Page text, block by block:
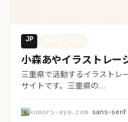
JP
小森あやイラストレー
三重県で活動するイラストレ
サイトです。三重県の…
komori-aya.com· sans-serif